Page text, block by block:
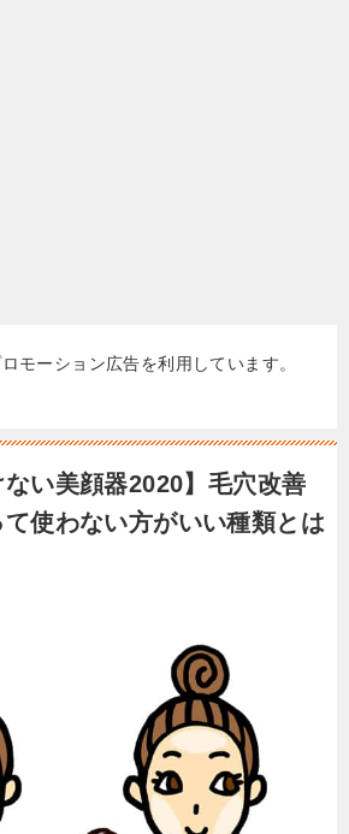
モーション広告を利用しています。
ない美顔器2020】毛穴改善
使わない方がいい種類とは